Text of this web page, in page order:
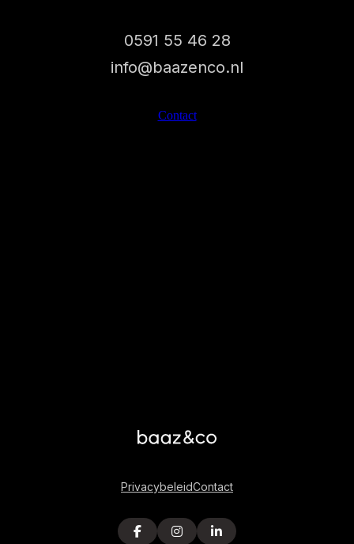
0591 55 46 28
info@baazenco.nl
Contact
PrivacybeleidContact